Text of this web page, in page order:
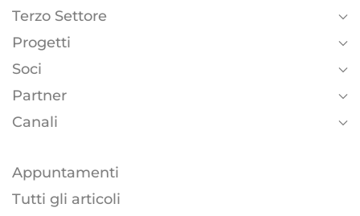
Terzo Settore
Progetti
Soci
Partner
Canali
Appuntamenti
Tutti gli articoli